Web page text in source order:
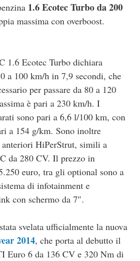
1.6 Ecotec Turbo da 200
massima con overboost.
1.6 Ecotec Turbo dichiara
a 100 km/h in 7,9 secondi, che
per passare da 80 a 120
è pari a 230 km/h. I
sono pari a 6,6 l/100 km, con
a 154 g/km. Sono inoltre
anteriori HiPerStrut, simili a
da 280 CV. Il prezzo in
euro, tra gli optional sono a
di infotainment e
con schermo da 7″.
svelata ufficialmente la nuova
2014, che porta al debutto il
Euro 6 da 136 CV e 320 Nm di